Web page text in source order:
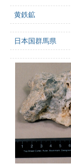
黄鉄鉱
日本国群馬県